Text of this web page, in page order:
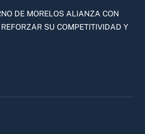
DE MORELOS ALIANZA CON
SU COMPETITIVIDAD Y